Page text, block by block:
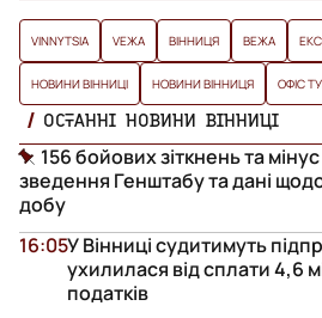
VINNYTSIA VЕЖА ВІННИЦЯ ВЕЖА
НОВИНИ ВІННИЦІ НОВИНИ ВІННИЦЯ ОФІС
ОСТАННІ НОВИНИ ВІННИЦІ
156 бойових зіткнень та
зведення Генштабу та дані
добу
У Вінниці судитимуть
ухилилася від сплати 4,6
податків
16:05